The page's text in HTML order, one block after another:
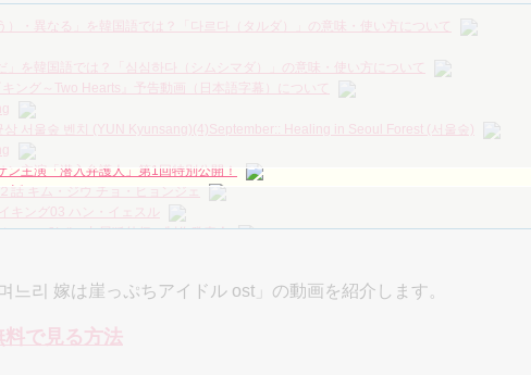
SAISON 2 EPISODE TERAKHIR – FAST PRIVIEW – KDRAMA NEW!
혜진 – (선공개) 강남 3대 얼짱 출신 &#39;한혜진 언니&#39; (ft. 도여니의 학창시절) | 편 먹
EP.18
ソンヘギョ キスまとめ
혜진 – Still We (여전히 우리는)
・ マーズ」2019年11月2日TSUTAYAにて先行レンタル開始！
The Scene Hyun Bin 현빈❤️ 손예진 Son Ye Jin-Crash Landing On You/ヒョンビン❤️
ン、番組にも登場した愛猫が急死…イ・ソンギョンら同僚芸能人から慰めの言葉が続々 –
）・異なる」を韓国語では？「다르다（タルダ）」の意味・使い方について
」を韓国語では？「심심하다（シムシマダ）」の意味・使い方について
ング～Two Hearts』予告動画（日本語字幕）について
상 서울숲 벤치 (YUN Kyunsang)(4)September:: Healing in Seoul Forest (서울숲)
ン主演「潜入弁護人」第1回特別公開！
話 キム・ジウ チョ・ヒョンジェ
キング03 ハン・イェスル
ェ 조현재 九尾狐外伝 制作発表会
、美しいセルフショットで近況を伝える“会いたいでしょ？” Big News TV
느리 嫁は崖っぷちアイドル ost」の動画を紹介します。
料で見る方法